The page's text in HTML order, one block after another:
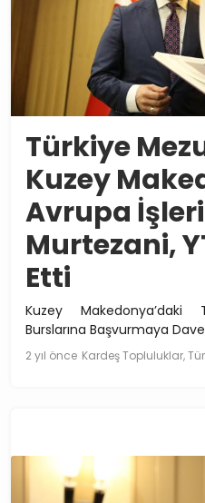
Türkiye
Kuzey
Avrupa
Murtezani,
Etti
Kuzey
Burslarına Başvurmaya
2 yıl önce Kardeş Topluluklar,